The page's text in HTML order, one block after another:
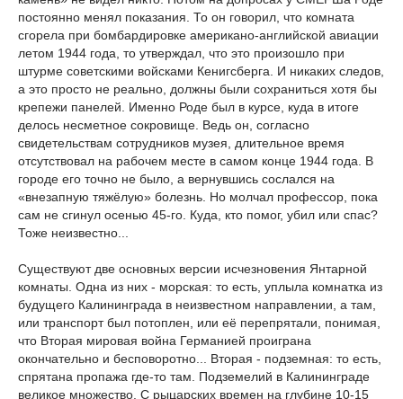
постоянно менял показания. То он говорил, что комната
сгорела при бомбардировке американо-английской авиации
летом 1944 года, то утверждал, что это произошло при
штурме советскими войсками Кенигсберга. И никаких следов,
а это просто не реально, должны были сохраниться хотя бы
крепежи панелей. Именно Роде был в курсе, куда в итоге
делось несметное сокровище. Ведь он, согласно
свидетельствам сотрудников музея, длительное время
отсутствовал на рабочем месте в самом конце 1944 года. В
городе его точно не было, а вернувшись сослался на
«внезапную тяжёлую» болезнь. Но молчал профессор, пока
сам не сгинул осенью 45-го. Куда, кто помог, убил или спас?
Тоже неизвестно...
Существуют две основных версии исчезновения Янтарной
комнаты. Одна из них - морская: то есть, уплыла комнатка из
будущего Калининграда в неизвестном направлении, а там,
или транспорт был потоплен, или её перепрятали, понимая,
что Вторая мировая война Германией проиграна
окончательно и бесповоротно... Вторая - подземная: то есть,
спрятана пропажа где-то там. Подземелий в Калининграде
великое множество. С рыцарских времен на глубине 10-15